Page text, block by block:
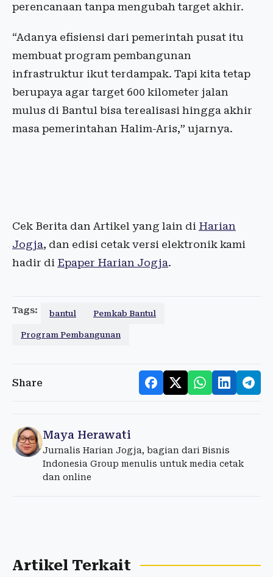
perencanaan tanpa mengubah target akhir.
“Adanya efisiensi dari pemerintah pusat itu
membuat program pembangunan
infrastruktur ikut terdampak. Tapi kita tetap
berupaya agar target 600 kilometer jalan
mulus di Bantul bisa terealisasi hingga akhir
masa pemerintahan Halim-Aris,” ujarnya.
Cek Berita dan Artikel yang lain di Harian
Jogja, dan edisi cetak versi elektronik kami
hadir di Epaper Harian Jogja.
Tags: bantul Pemkab Bantul
Program Pembangunan
Share
Maya Herawati
Jurnalis Harian Jogja, bagian dari Bisnis
Indonesia Group menulis untuk media cetak
dan online
Artikel Terkait